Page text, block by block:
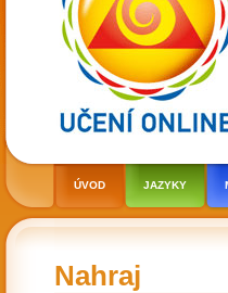
ÚVOD JAZYKY
Nahraj